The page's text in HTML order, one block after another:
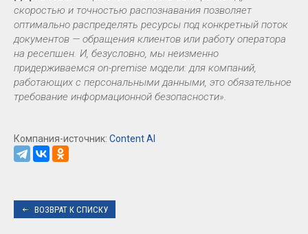
скоростью и точностью распознавания позволяет
оптимально распределять ресурсы под конкретный поток
документов — обращения клиентов или работу оператора
на ресепшен. И, безусловно, мы неизменно
придерживаемся on-premise модели: для компаний,
работающих с персональными данными, это обязательное
требование информационной безопасности».
Компания-источник: Content AI
ВОЗВРАТ К СПИСКУ